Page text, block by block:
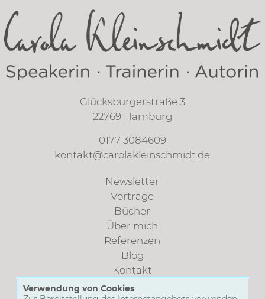
Glücksburgerstraße 3
22769 Hamburg
0177 3084609
kontakt@carolakleinschmidt.de
Newsletter
Vorträge
Bücher
Über mich
Referenzen
Blog
Kontakt
Verwendung von Cookies